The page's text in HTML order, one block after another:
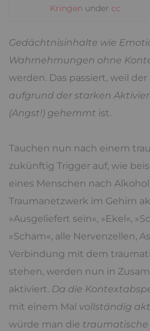
Kringen under cc
Gedächtnisinhalte wie
Wahrnehmungen ohne
werden. Das passiert, weil der
aufgrund der starken
(Angst!) gehemmt ist.
Tauchen nun nach einem
zukünftig Trigger auf, wie
eines Menschen nach
Traumanetzwerk im Gehirn
»Ausgeliefert sein«, »Ekel«,
»Scham«, alle Nervenzellen,
Verbindung mit dem
stehen, werden nun in
aktiviert. Da die
mit einem Mal vollständig
würde man die